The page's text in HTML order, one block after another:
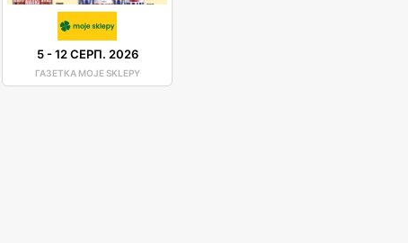
5-12 СЕРП. 2026
ГАЗЕТКА MOJE SKLEPY